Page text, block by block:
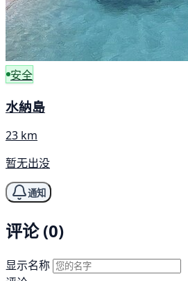
安全
水納島
23 km
暂无出没
通知
评论 (0)
显示名称